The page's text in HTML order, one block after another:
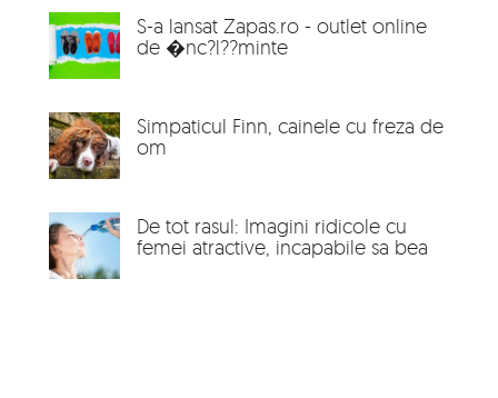
S-a lansat Zapas.ro - outlet online
de �nc?l??minte
Simpaticul Finn, cainele cu freza de
om
De tot rasul: Imagini ridicole cu
femei atractive, incapabile sa bea